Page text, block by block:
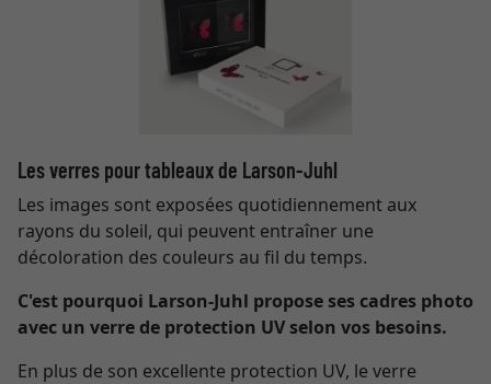
Les verres pour tableaux de Larson-Juhl
Les images sont exposées quotidiennement aux
rayons du soleil, qui peuvent entraîner une
décoloration des couleurs au fil du temps.
C'est pourquoi Larson-Juhl propose ses cadres photo
avec un verre de protection UV selon vos besoins.
En plus de son excellente protection UV, le verre